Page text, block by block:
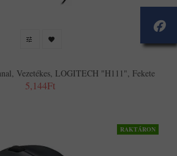
Vezetékes, LOGITECH "H111", Fekete
5,144Ft
RAKTÁRON